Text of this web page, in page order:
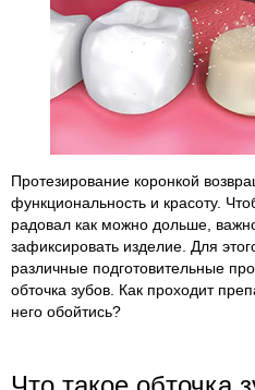
Протезирование коронкой
функциональность и красоту.
радовал как можно дольше,
зафиксировать изделие. Для
различные подготовительные
обточка зубов. Как проходит
него обойтись?